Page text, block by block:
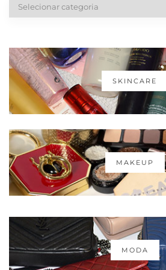
SKINCARE
MAKEUP
MODA